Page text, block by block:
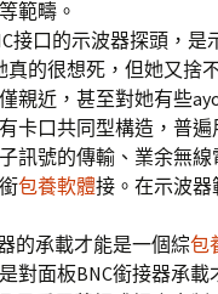
範疇。
接口的示波器探頭，是
的很想死，但她又捨
近，甚至對她有些
卡口共同型構造，普遍
訊號的傳輸、業余無線
包養軟體接。在示波器
的承載才能是一個綜包
對面板BNC銜接器承載